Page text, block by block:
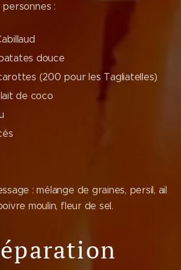
:
douce
(200 pour les Tagliatelles)
de coco
: mélange de graines, persil, ail
moulin, fleur de sel.